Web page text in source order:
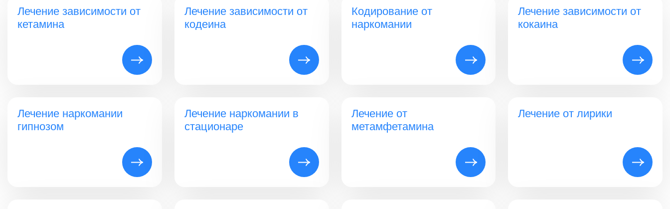
Лечение зависимости от
кетамина
Лечение зависимости от
кодеина
Кодирование от
наркомании
Лечение зависимости от
кокаина
Лечение наркомании
гипнозом
Лечение наркомании в
стационаре
Лечение от
метамфетамина
Лечение от лирики